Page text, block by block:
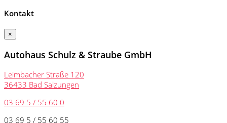
Kontakt
×
Autohaus Schulz & Straube GmbH
Leimbacher Straße 120
36433 Bad Salzungen
03 69 5 / 55 60 0
03 69 5 / 55 60 55